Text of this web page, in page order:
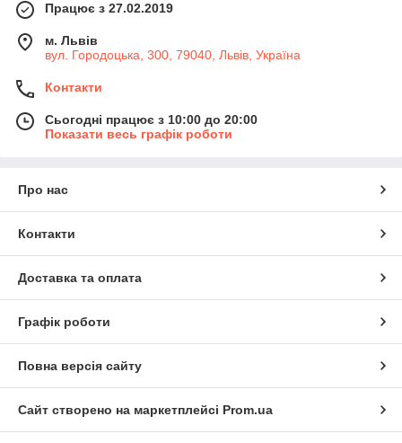
Працює з 27.02.2019
м. Львів
вул. Городоцька, 300, 79040, Львів, Україна
Контакти
Сьогодні працює з 10:00 до 20:00
Показати весь графік роботи
Про нас
Контакти
Доставка та оплата
Графік роботи
Повна версія сайту
Сайт створено на маркетплейсі Prom.ua